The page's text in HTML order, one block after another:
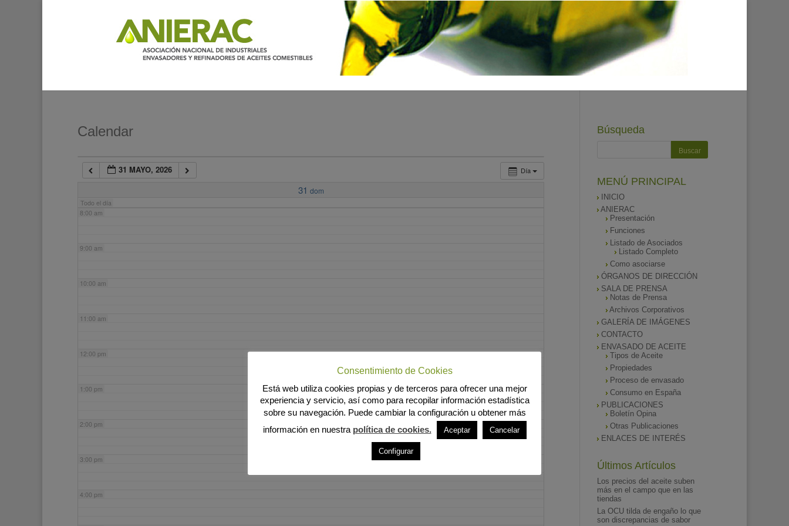
Calendar
Día
31 MAYO, 2026
31 dom
Todo el día
7:00 am
8:00 am
9:00 am
10:00 am
11:00 am
12:00 pm
1:00 pm
2:00 pm
3:00 pm
4:00 pm
Búsqueda
MENÚ PRINCIPAL
INICIO
ANIERAC
Presentación
Funciones
Listado de Asociados
Listado Completo
Como asociarse
ÓRGANOS DE DIRECCIÓN
SALA DE PRENSA
Notas de Prensa
Archivos Corporativos
GALERÍA DE IMÁGENES
CONTACTO
ENVASADO DE ACEITE
Tipos de Aceite
Propiedades
Proceso de envasado
Consumo en España
PUBLICACIONES
Boletín Opina
Otras Publicaciones
ENLACES DE INTERÉS
Últimos Artículos
Los precios del aceite suben
más en el campo que en las
tiendas
La OCU tilda de engaño lo que
son discrepancias de sabor
Consentimiento de Cookies
Está web utiliza cookies propias y de terceros para ofrecer una mejor
experiencia y servicio, así como para recopilar información estadística
sobre su navegación. Puede cambiar la configuración u obtener más
información en nuestra política de cookies. Aceptar Cancelar
Configurar